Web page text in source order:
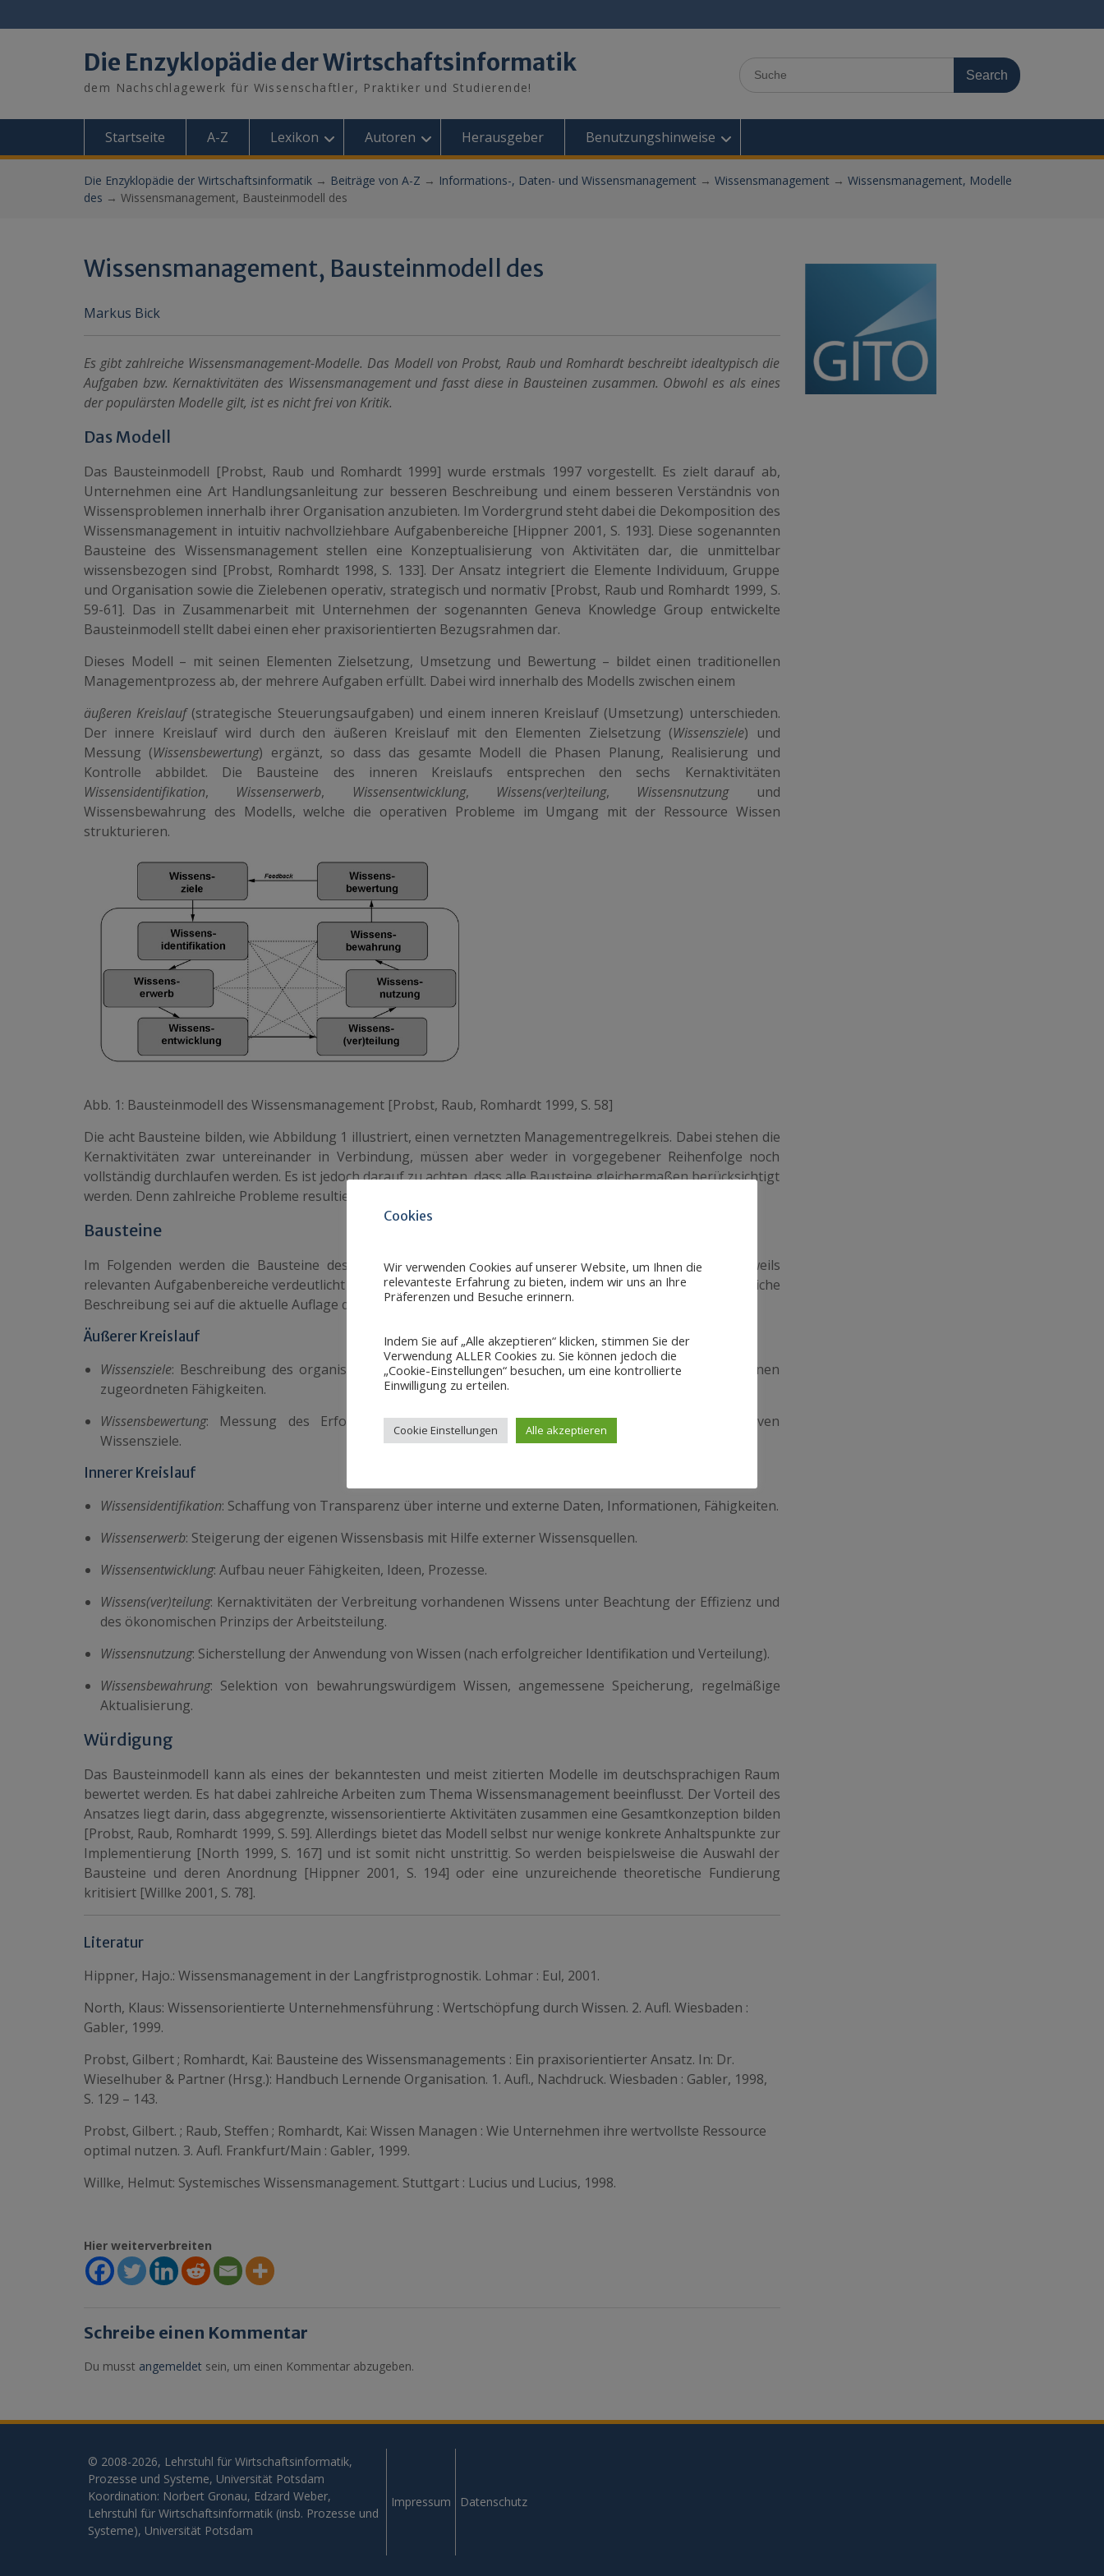
to
Die Enzyklopädie der Wirtschaftsinformatik
dem Nachschlagewerk für Wissenschaftler, Praktiker und Studierende!
Search
for:
Startseite A-Z Lexikon Autoren Herausgeber Benutzungshinweise
Die Enzyklopädie der Wirtschaftsinformatik → Beiträge von A-Z → Informations-, Daten- und Wissensmanagement → Wissensmanagement → Wissensmanagement, Modelle
des → Wissensmanagement, Bausteinmodell des
Wissensmanagement, Bausteinmodell des
Markus Bick
Es gibt zahlreiche Wissensmanagement-Modelle. Das Modell von Probst, Raub und Romhardt beschreibt idealtypisch die
Aufgaben bzw. Kernaktivitäten des Wissensmanagement und fasst diese in Bausteinen zusammen. Obwohl es als eines
der populärsten Modelle gilt, ist es nicht frei von Kritik.
Das Modell
Das Bausteinmodell [Probst, Raub und Romhardt 1999] wurde erstmals 1997 vorgestellt. Es zielt darauf ab,
Unternehmen eine Art Handlungsanleitung zur besseren Beschreibung und einem besseren Verständnis von
Wissensproblemen innerhalb ihrer Organisation anzubieten. Im Vordergrund steht dabei die Dekomposition des
Wissensmanagement in intuitiv nachvollziehbare Aufgabenbereiche [Hippner 2001, S. 193]. Diese sogenannten
Bausteine des Wissensmanagement stellen eine Konzeptualisierung von Aktivitäten dar, die unmittelbar
wissensbezogen sind [Probst, Romhardt 1998, S. 133]. Der Ansatz integriert die Elemente Individuum, Gruppe
und Organisation sowie die Zielebenen operativ, strategisch und normativ [Probst, Raub und Romhardt 1999, S.
59-61]. Das in Zusammenarbeit mit Unternehmen der sogenannten Geneva Knowledge Group entwickelte
Bausteinmodell stellt dabei einen eher praxisorientierten Bezugsrahmen dar.
Dieses Modell – mit seinen Elementen Zielsetzung, Umsetzung und Bewertung – bildet einen traditionellen
Managementprozess ab, der mehrere Aufgaben erfüllt. Dabei wird innerhalb des Modells zwischen einem
äußeren Kreislauf(strategische Steuerungsaufgaben) und einem inneren Kreislauf (Umsetzung) unterschieden.
Der innere Kreislauf wird durch den äußeren Kreislauf mit den Elementen Zielsetzung (Wissensziele) und
Messung (Wissensbewertung) ergänzt, so dass das gesamte Modell die Phasen Planung, Realisierung und
Kontrolle abbildet. Die Bausteine des inneren Kreislaufs entsprechen den sechs Kernaktivitäten
Wissensidentifikation, Wissenserwerb, Wissensentwicklung, Wissens(ver)teilung, Wissensnutzungund
Wissensbewahrung des Modells, welche die operativen Probleme im Umgang mit der Ressource Wissen
strukturieren.
Abb. 1: Bausteinmodell des Wissensmanagement [Probst, Raub, Romhardt 1999, S. 58]
Die acht Bausteine bilden, wie Abbildung 1 illustriert, einen vernetzten Managementregelkreis. Dabei stehen die
Kernaktivitäten zwar untereinander in Verbindung, müssen aber weder in vorgegebener Reihenfolge noch
vollständig durchlaufen werden. Es ist jedoch darauf zu achten, dass alle Bausteine gleichermaßen berücksichtigt
werden. Denn zahlreiche Probleme resultieren aus einer isolierten Optimierung einzelner Kernaktivitäten.
Bausteine
Im Folgenden werden die Bausteine des Wissensmanagement kurz beschrieben. Dabei werden die jeweils
relevanten Aufgabenbereiche verdeutlicht sowie mögliche Interventionsbereiche genannt. Für eine ausführliche
Beschreibung sei auf die aktuelle Auflage der drei Autoren sowie die unten genannten Quellen verweisen.
Äußerer Kreislauf
Wissensziele: Beschreibung des organisationalen Kernwissens, gezielter Aufbau der den konkreten Ebenen
zugeordneten Fähigkeiten.
Wissensbewertung: Messung des Erfolgs der formulierten normativen, strategischen und operativen
Wissensziele.
Innerer Kreislauf
Wissensidentifikation: Schaffung von Transparenz über interne und externe Daten, Informationen, Fähigkeiten.
Wissenserwerb: Steigerung der eigenen Wissensbasis mit Hilfe externer Wissensquellen.
Wissensentwicklung: Aufbau neuer Fähigkeiten, Ideen, Prozesse.
Wissens(ver)teilung: Kernaktivitäten der Verbreitung vorhandenen Wissens unter Beachtung der Effizienz und
des ökonomischen Prinzips der Arbeitsteilung.
Wissensnutzung: Sicherstellung der Anwendung von Wissen (nach erfolgreicher Identifikation und Verteilung).
Wissensbewahrung: Selektion von bewahrungswürdigem Wissen, angemessene Speicherung, regelmäßige
Aktualisierung.
Würdigung
Das Bausteinmodell kann als eines der bekanntesten und meist zitierten Modelle im deutschsprachigen Raum
bewertet werden. Es hat dabei zahlreiche Arbeiten zum Thema Wissensmanagement beeinflusst. Der Vorteil des
Ansatzes liegt darin, dass abgegrenzte, wissensorientierte Aktivitäten zusammen eine Gesamtkonzeption bilden
[Probst, Raub, Romhardt 1999, S. 59]. Allerdings bietet das Modell selbst nur wenige konkrete Anhaltspunkte zur
Implementierung [North 1999, S. 167] und ist somit nicht unstrittig. So werden beispielsweise die Auswahl der
Bausteine und deren Anordnung [Hippner 2001, S. 194] oder eine unzureichende theoretische Fundierung
kritisiert [Willke 2001, S. 78].
Literatur
Hippner, Hajo.: Wissensmanagement in der Langfristprognostik. Lohmar : Eul, 2001.
North, Klaus: Wissensorientierte Unternehmensführung : Wertschöpfung durch Wissen. 2. Aufl. Wiesbaden :
Gabler, 1999.
Probst, Gilbert ; Romhardt, Kai: Bausteine des Wissensmanagements : Ein praxisorientierter Ansatz. In: Dr.
Wieselhuber & Partner (Hrsg.): Handbuch Lernende Organisation. 1. Aufl., Nachdruck. Wiesbaden : Gabler, 1998,
S. 129 – 143.
Probst, Gilbert. ; Raub, Steffen ; Romhardt, Kai: Wissen Managen : Wie Unternehmen ihre wertvollste Ressource
optimal nutzen. 3. Aufl. Frankfurt/Main : Gabler, 1999.
Willke, Helmut: Systemisches Wissensmanagement. Stuttgart : Lucius und Lucius, 1998.
Hier weiterverbreiten
Schreibe einen Kommentar
Du musst angemeldet sein, um einen Kommentar abzugeben.
© 2008-2026, Lehrstuhl für Wirtschaftsinformatik,
Prozesse und Systeme, Universität Potsdam
Koordination: Norbert Gronau, Edzard Weber,
Lehrstuhl für Wirtschaftsinformatik (insb. Prozesse und
Systeme), Universität Potsdam
Impressum Datenschutz
Cookies
Wir verwenden Cookies auf unserer Website, um Ihnen die
relevanteste Erfahrung zu bieten, indem wir uns an Ihre
Präferenzen und Besuche erinnern.
Indem Sie auf „Alle akzeptieren“ klicken, stimmen Sie der
Verwendung ALLER Cookies zu. Sie können jedoch die
„Cookie-Einstellungen“ besuchen, um eine kontrollierte
Einwilligung zu erteilen.
Cookie Einstellungen Alle akzeptieren